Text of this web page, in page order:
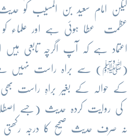
لیکن امام سعید بن المسیب کو
عظمت عطا ہوئی ہے اور علماء
اعتماد ہے کہ آپ اگرچہ تابعی ہیں
(ﷺ) سے براہ راست نہیں ملے
کے حوالہ کے بغیر براہِ راست
کی روایت کردہ حدیث (جسے
نہ صرف حدیث صحیح کا درجہ